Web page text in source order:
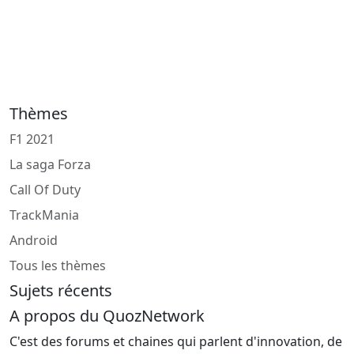
Thèmes
F1 2021
La saga Forza
Call Of Duty
TrackMania
Android
Tous les thèmes
Sujets récents
A propos du QuozNetwork
C'est des forums et chaines qui parlent d'innovation, de